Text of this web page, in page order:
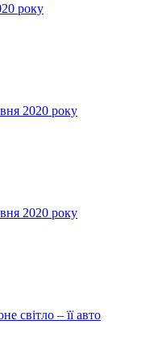
року
2020 року
2020 року
світло – її авто